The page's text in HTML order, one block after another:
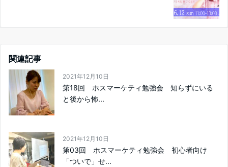
関連記事
2021年12月10日
第18回 ホスマーケティ勉強会 知らずにいる
と後から怖...
2021年12月10日
第03回 ホスマーケティ勉強会 初心者向け
「ついで」せ...